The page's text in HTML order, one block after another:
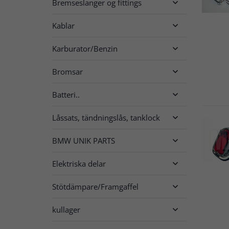
Bremseslanger og fittings 
Kablar 
Karburator/Benzin 
Bromsar 
Batteri.. 
Låssats, tändningslås, tanklock 
BMW UNIK PARTS 
Elektriska delar 
Stötdämpare/Framgaffel 
kullager 